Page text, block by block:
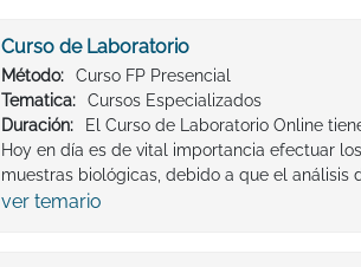
Curso de Laboratorio
Método:
Curso FP Presencial
Tematica:
Cursos Especializados
Duración:
El Curso de Laboratorio Online
Hoy en día es de vital importancia efectuar
muestras biológicas, debido a que el análisis
ver temario